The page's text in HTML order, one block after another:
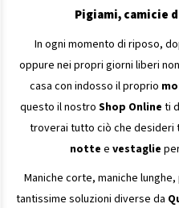
Pigiami, camicie
In ogni momento di riposo,
oppure nei propri giorni liberi
casa con indosso il proprio
questo il nostro Shop Online ti
troverai tutto ciò che desideri
notte e vestaglie
Maniche corte, maniche
tantissime soluzioni diverse da